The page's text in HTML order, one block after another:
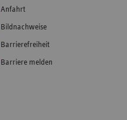
Anfahrt
Bildnachweise
Barrierefreiheit
Barriere melden